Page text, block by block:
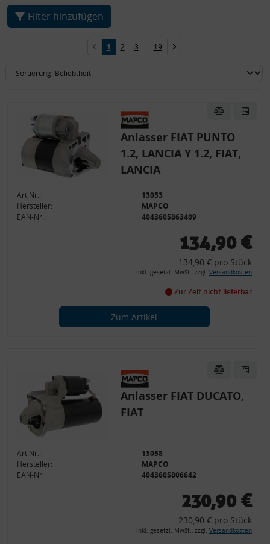
Filter hinzufügen
1 2 3 ... 19
Anlasser FIAT PUNTO
1.2, LANCIA Y 1.2, FIAT,
LANCIA
Art.Nr.:
13053
Hersteller:
MAPCO
EAN-Nr.:
4043605863409
134,90 €
134,90 € pro Stück
inkl. gesetzl. MwSt., zzgl. Versandkosten
Zur Zeit nicht lieferbar
Zum Artikel
Anlasser FIAT DUCATO,
FIAT
Art.Nr.:
13058
Hersteller:
MAPCO
EAN-Nr.:
4043605806642
230,90 €
230,90 € pro Stück
inkl. gesetzl. MwSt., zzgl. Versandkosten